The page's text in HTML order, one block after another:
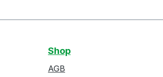
Shop
AGB